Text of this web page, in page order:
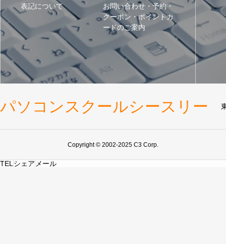
表記について
お問い合わせ・予約・
クーポン・ポイントカ
ードのご案内
パソコンスクールシースリー
Copyright © 2002-2025 C3 Corp.
TEL シェア メール